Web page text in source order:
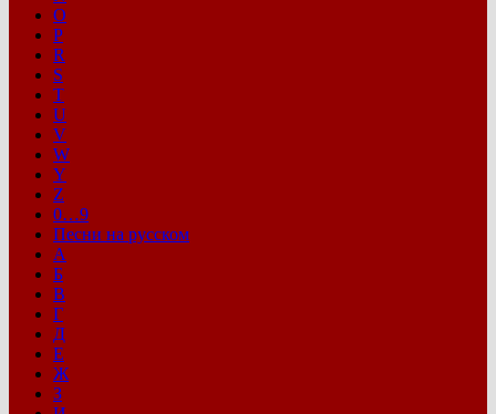
O
P
R
S
T
U
V
W
Y
Z
0…9
Песни на русском
А
Б
В
Г
Д
Е
Ж
З